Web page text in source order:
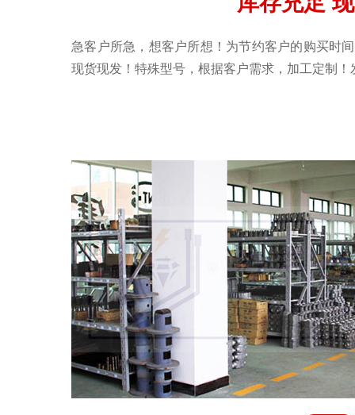
急客户所急，想客户所想！为节约客户的购买时
现货现发！特殊型号，根据客户需求，加工定制！